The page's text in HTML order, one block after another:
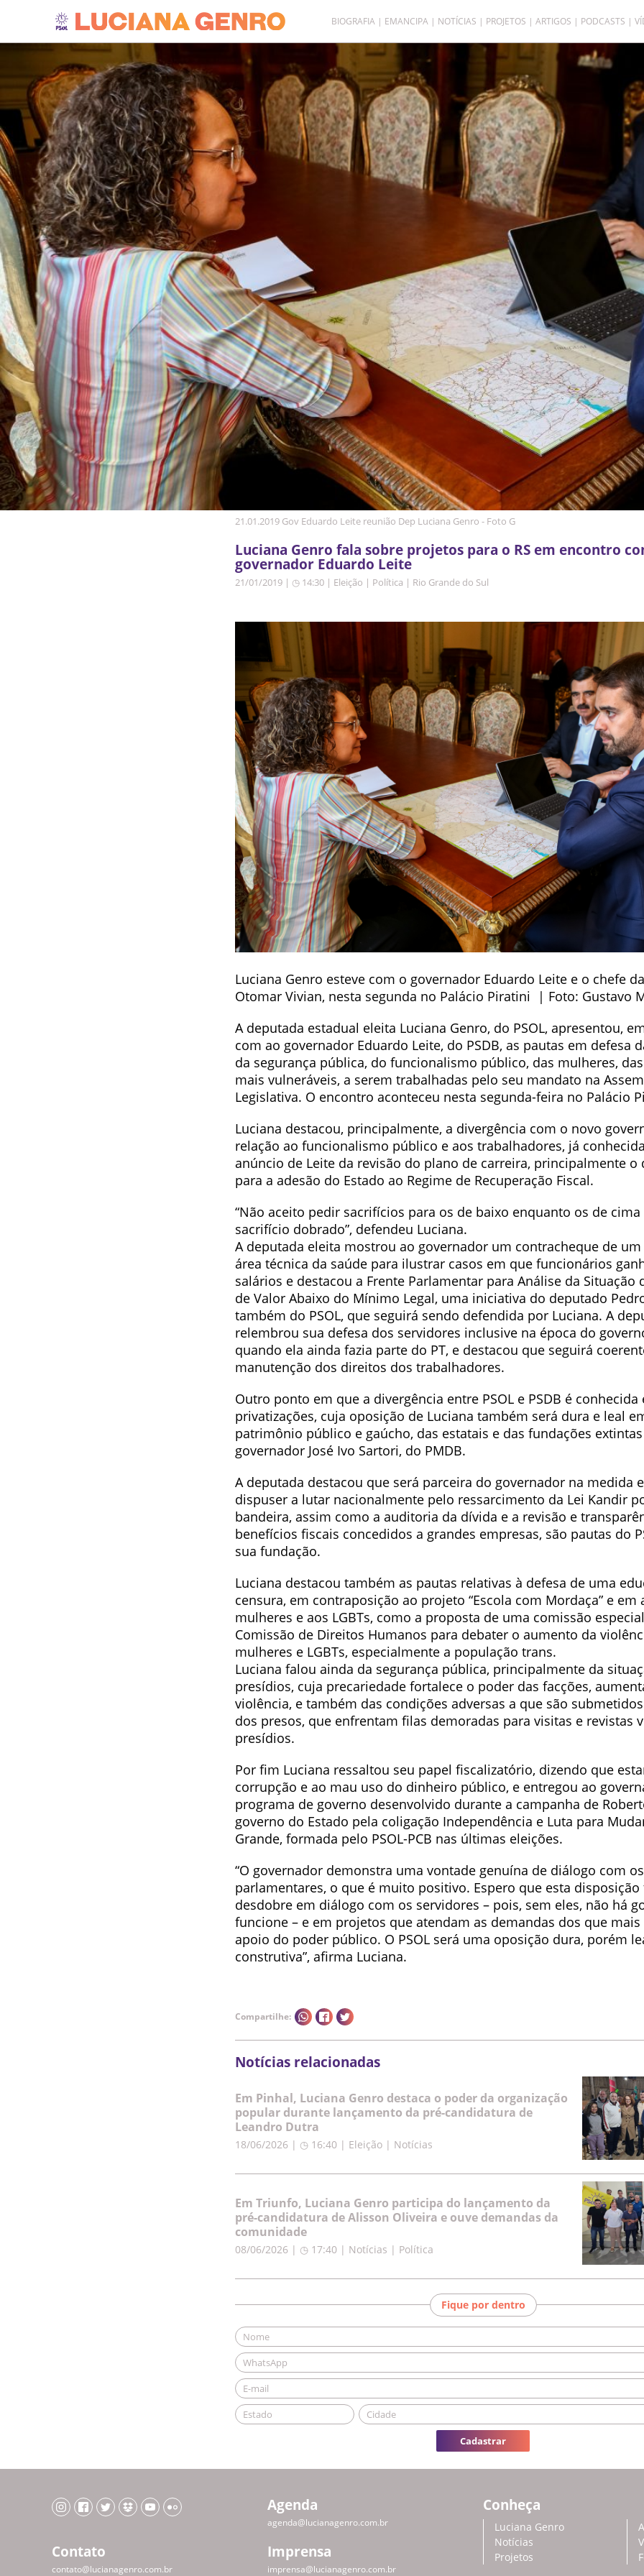
BIOGRAFIA EMANCIPA NOTÍCIAS PROJETOS ARTIGOS PODCASTS
21.01.2019 Gov Eduardo Leite reunião Dep Luciana Genro - Foto G
Luciana Genro fala sobre projetos para o RS em encontro
governador Eduardo Leite
21/01/2019 | ◷ 14:30 | Eleição | Política | Rio Grande do Sul
Luciana Genro esteve com o governador Eduardo Leite e o chefe
Otomar Vivian, nesta segunda no Palácio Piratini | Foto: Gustavo
A deputada estadual eleita Luciana Genro, do PSOL, apresentou,
com ao governador Eduardo Leite, do PSDB, as pautas em defesa
da segurança pública, do funcionalismo público, das mulheres, das
mais vulneráveis, a serem trabalhadas pelo seu mandato na
Legislativa. O encontro aconteceu nesta segunda-feira no Palácio
Luciana destacou, principalmente, a divergência com o novo
relação ao funcionalismo público e aos trabalhadores, já
anúncio de Leite da revisão do plano de carreira, principalmente o
para a adesão do Estado ao Regime de Recuperação Fiscal.
“Não aceito pedir sacrifícios para os de baixo enquanto os de
sacrifício dobrado”, defendeu Luciana.
A deputada eleita mostrou ao governador um contracheque de
área técnica da saúde para ilustrar casos em que funcionários
salários e destacou a Frente Parlamentar para Análise da Situação
de Valor Abaixo do Mínimo Legal, uma iniciativa do deputado
também do PSOL, que seguirá sendo defendida por Luciana. A
relembrou sua defesa dos servidores inclusive na época do
quando ela ainda fazia parte do PT, e destacou que seguirá
manutenção dos direitos dos trabalhadores.
Outro ponto em que a divergência entre PSOL e PSDB é conhecida
privatizações, cuja oposição de Luciana também será dura e leal
patrimônio público e gaúcho, das estatais e das fundações
governador José Ivo Sartori, do PMDB.
A deputada destacou que será parceira do governador na medida
dispuser a lutar nacionalmente pelo ressarcimento da Lei Kandir
bandeira, assim como a auditoria da dívida e a revisão e
benefícios fiscais concedidos a grandes empresas, são pautas do
sua fundação.
Luciana destacou também as pautas relativas à defesa de uma
censura, em contraposição ao projeto “Escola com Mordaça” e em
mulheres e aos LGBTs, como a proposta de uma comissão
Comissão de Direitos Humanos para debater o aumento da
mulheres e LGBTs, especialmente a população trans.
Luciana falou ainda da segurança pública, principalmente da
presídios, cuja precariedade fortalece o poder das facções,
violência, e também das condições adversas a que são
dos presos, que enfrentam filas demoradas para visitas e revistas
presídios.
Por fim Luciana ressaltou seu papel fiscalizatório, dizendo que
corrupção e ao mau uso do dinheiro público, e entregou ao
programa de governo desenvolvido durante a campanha de
governo do Estado pela coligação Independência e Luta para
Grande, formada pelo PSOL-PCB nas últimas eleições.
“O governador demonstra uma vontade genuína de diálogo com os
parlamentares, o que é muito positivo. Espero que esta
desdobre em diálogo com os servidores – pois, sem eles, não há
funcione – e em projetos que atendam as demandas dos que
apoio do poder público. O PSOL será uma oposição dura, porém
construtiva”, afirma Luciana.
Compartilhe:
Notícias relacionadas
Em Pinhal, Luciana Genro destaca o poder da organização
popular durante lançamento da pré-candidatura de
Leandro Dutra
18/06/2026 | ◷ 16:40 | Eleição | Notícias
Em Triunfo, Luciana Genro participa do lançamento da
pré-candidatura de Alisson Oliveira e ouve demandas da
comunidade
08/06/2026 | ◷ 17:40 | Notícias | Política
Fique por dentro
Cadastrar
Agenda
agenda@lucianagenro.com.br
Contato
contato@lucianagenro.com.br
Imprensa
imprensa@lucianagenro.com.br
Conheça
Luciana Genro
Notícias
Projetos